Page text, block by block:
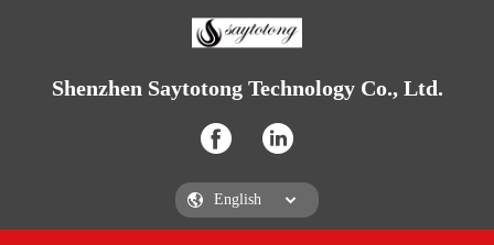
Shenzhen Saytotong Technology Co., Ltd.